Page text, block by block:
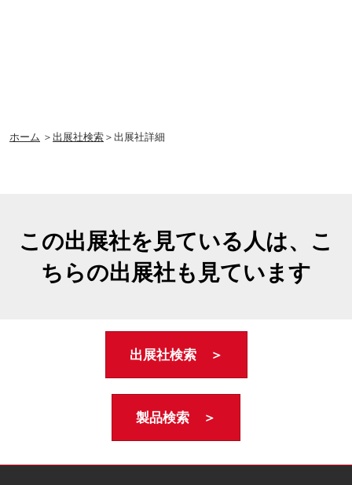
ホーム ＞出展社検索＞出展社詳細
この出展社を見ている人は、こ
ちらの出展社も見ています
出展社検索 ＞
製品検索 ＞